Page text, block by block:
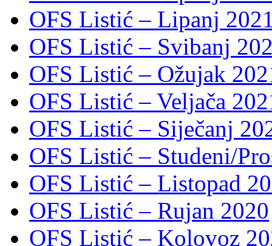
OFS Listić – Lipanj
OFS Listić – Svibanj
OFS Listić – Ožujak
OFS Listić – Veljača
OFS Listić – Siječanj
OFS Listić – Studeni/
OFS Listić – Listopad
OFS Listić – Rujan 2020
OFS Listić – Kolovoz